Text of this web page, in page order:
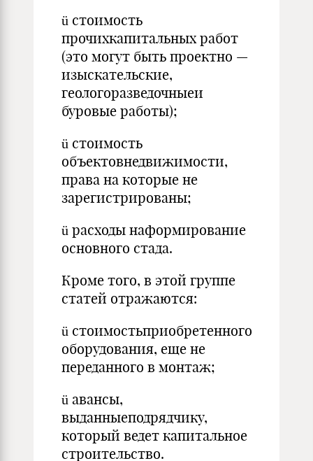
ü стоимость
прочихкапитальных работ
(это могут быть проектно —
изыскательские,
геологоразведочныеи
буровые работы);
ü стоимость
объектовнедвижимости,
права на которые не
зарегистрированы;
ü расходы наформирование
основного стада.
Кроме того, в этой группе
статей отражаются:
ü стоимостьприобретенного
оборудования, еще не
переданного в монтаж;
ü авансы,
выданныеподрядчику,
который ведет капитальное
строительство.